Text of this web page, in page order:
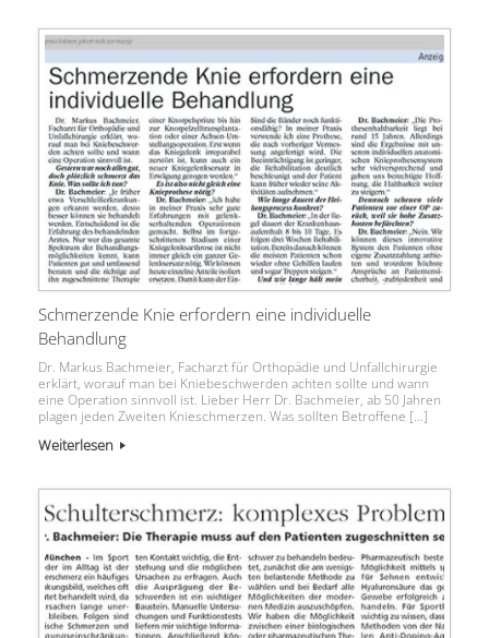
Schmerzende Knie erfordern eine individuelle
Behandlung
Dr. Markus Bachmeier, Facharzt für Orthopädie und Unfallchirurgie
erklärt, worauf man bei Kniebeschwerden achten sollte und wann
eine Operation sinnvoll ist. Lieber Herr Dr. Bachmeier, ab 50 Jahren
plagen jeden Zweiten Knieschmerzen. Was sollten Betroffene […]
Weiterlesen